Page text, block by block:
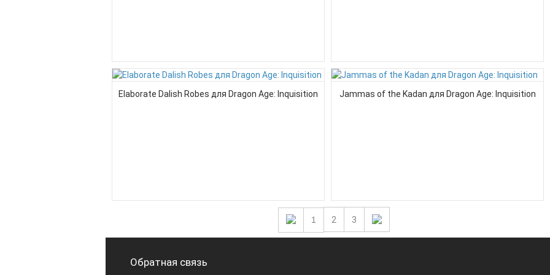
Elaborate Dalish Robes для Dragon Age: Inquisition Jammas of the Kadan для Dragon Age: Inquisition
1 2 3
Обратная связь